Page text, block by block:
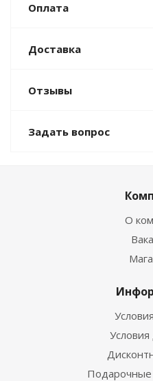
Оплата
Доставка
Отзывы
Задать вопрос
О
Условия
Подарочные